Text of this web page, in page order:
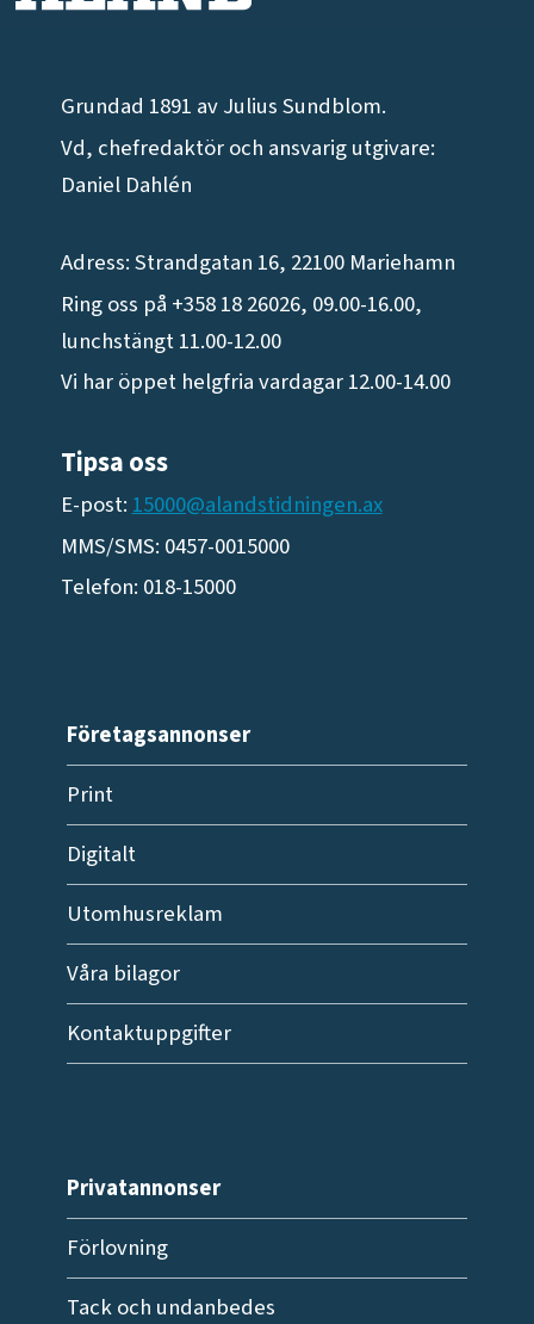
Grundad 1891 av Julius Sundblom.
Vd, chefredaktör och ansvarig utgivare:
Daniel Dahlén
Adress: Strandgatan 16, 22100 Mariehamn
Ring oss på +358 18 26026, 09.00-16.00,
lunchstängt 11.00-12.00
Vi har öppet helgfria vardagar 12.00-14.00
Tipsa oss
E-post: 15000@alandstidningen.ax
MMS/SMS: 0457-0015000
Telefon: 018-15000
Företagsannonser
Print
Digitalt
Utomhusreklam
Våra bilagor
Kontaktuppgifter
Privatannonser
Förlovning
Tack och undanbedes